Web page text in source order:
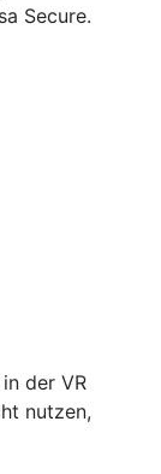
Secure.
der VR
nutzen,